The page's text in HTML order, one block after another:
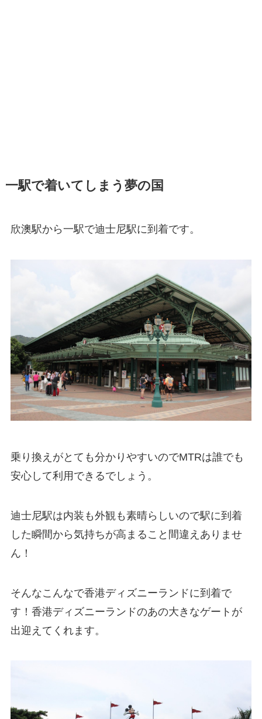
一駅で着いてしまう夢の国
欣澳駅から一駅で迪士尼駅に到着です。
乗り換えがとても分かりやすいのでMTRは誰でも
安心して利用できるでしょう。
迪士尼駅は内装も外観も素晴らしいので駅に到着
した瞬間から気持ちが高まること間違えありませ
ん！
そんなこんなで香港ディズニーランドに到着で
す！香港ディズニーランドのあの大きなゲートが
出迎えてくれます。